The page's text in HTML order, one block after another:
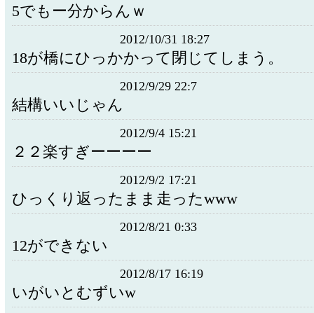
5でもー分からんｗ
2012/10/31 18:27
18が橋にひっかかって閉じてしまう。
2012/9/29 22:7
結構いいじゃん
2012/9/4 15:21
２２楽すぎーーーー
2012/9/2 17:21
ひっくり返ったまま走ったwww
2012/8/21 0:33
12ができない
2012/8/17 16:19
いがいとむずいw